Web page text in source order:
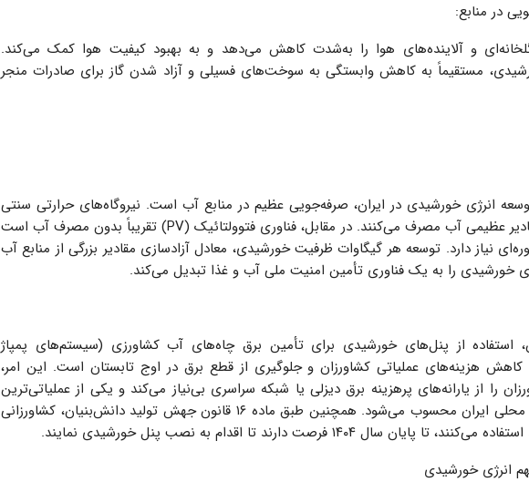
در منابع:
و آلاینده‌های هوا را به‌شدت کاهش می‌دهد و به بهبود کیفیت هوا کمک می‌کند.
مستقیماً به کاهش وابستگی به سوخت‌های فسیلی و آزاد شدن گاز برای صادرات منجر
انرژی خورشیدی در ایران، صرفه‌جویی عظیم در منابع آب است. نیروگاه‌های حرارتی سنتی
برای خنک‌سازی سیستم‌های خود مقادیر عظیمی آب مصرف می‌کنند. در مقابل، فناوری فتوولتائیک (PV) تقریباً بدون مصرف آب است
نیاز دارد. توسعه هر گیگاوات ظرفیت خورشیدی، معادل آزادسازی مقادیر بزرگی از منابع آب
خورشیدی را به یک فناوری تأمین امنیت ملی آب و غذا تبدیل می‌کند.
استفاده از پنل‌های خورشیدی برای تأمین برق چاه‌های آب کشاورزی (سیستم‌های پمپاژ
هزینه‌های عملیاتی کشاورزان و جلوگیری از قطع برق در اوج تابستان است. این امر،
را از یارانه‌های پرهزینه برق دیزلی یا شبکه سراسری بی‌نیاز می‌کند و یکی از عملیاتی‌ترین
مسیرهای نفوذ خورشیدی در اقتصاد محلی ایران محسوب می‌شود. همچنین طبق ماده ۱۶ قانون جهش تولید دانش‌بنیان، کشاورزانی
فرصت دارند تا اقدام به نصب پنل خورشیدی نمایند.
انرژی خورشیدی